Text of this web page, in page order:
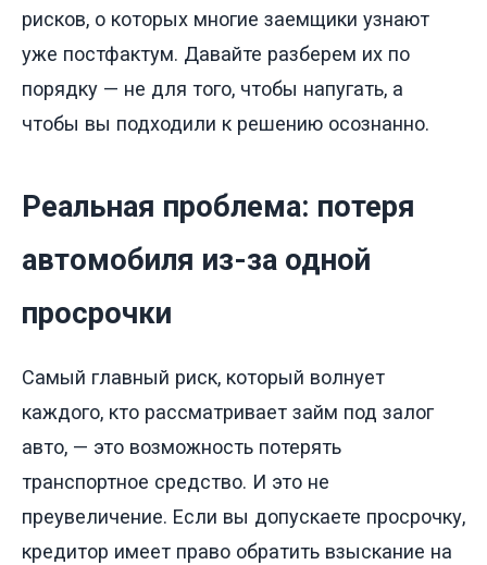
рисков, о которых многие заемщики узнают
уже постфактум. Давайте разберем их по
порядку — не для того, чтобы напугать, а
чтобы вы подходили к решению осознанно.
Реальная проблема: потеря
автомобиля из-за одной
просрочки
Самый главный риск, который волнует
каждого, кто рассматривает займ под залог
авто, — это возможность потерять
транспортное средство. И это не
преувеличение. Если вы допускаете просрочку,
кредитор имеет право обратить взыскание на